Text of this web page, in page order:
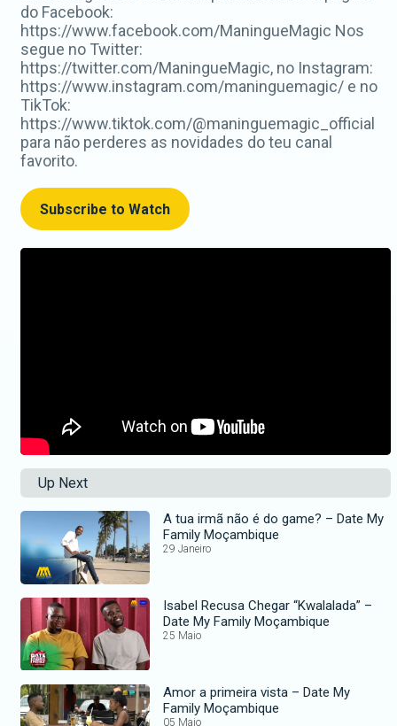
do Facebook:
https://www.facebook.com/ManingueMagic Nos
segue no Twitter:
https://twitter.com/ManingueMagic, no Instagram:
https://www.instagram.com/maninguemagic/ e no
TikTok:
https://www.tiktok.com/@maninguemagic_official
para não perderes as novidades do teu canal
favorito.
Subscribe to Watch
Up Next
A tua irmã não é do game? – Date My
Family Moçambique
29 Janeiro
Isabel Recusa Chegar “Kwalalada” –
Date My Family Moçambique
25 Maio
Amor a primeira vista – Date My
Family Moçambique
05 Maio